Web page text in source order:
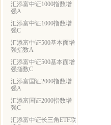
汇添富中证1000指数增
强A
汇添富中证1000指数增
强C
汇添富中证500基本面增
强指数A
汇添富中证500基本面增
强指数C
汇添富国证2000指数增
强A
汇添富国证2000指数增
强C
汇添富中证长三角ETF联